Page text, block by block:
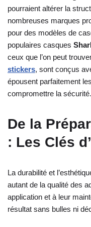
pourraient altérer la
nombreuses marques
pour des modèles de
populaires casques
ceux que l’on peut
stickers, sont conçus
épousent parfaitement
compromettre la sécurité.
De la
: Les Clés
La durabilité et
autant de la qualité des
application et à leur
résultat sans bulles ni